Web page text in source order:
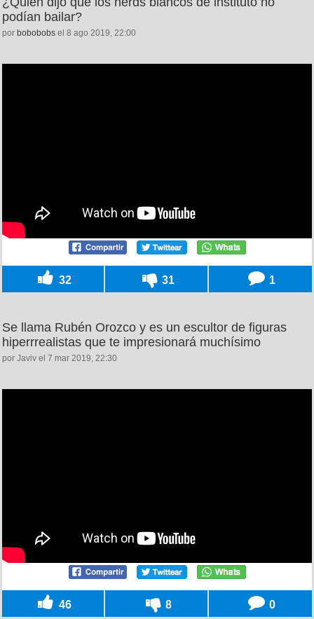
podían bailar?
por bobobobs el 8 ago 2019, 22:00
32 31 1
Se llama Rubén Orozco y es un escultor de figuras
hiperrrealistas que te impresionará muchísimo
por Javiv el 7 mar 2019, 22:30
46 8 0